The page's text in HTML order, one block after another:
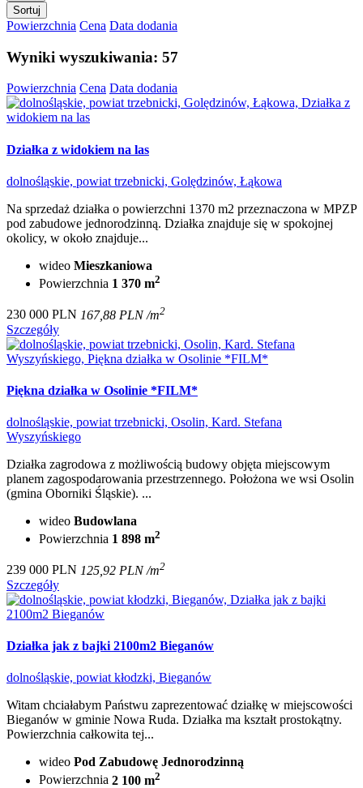
Sortuj
Powierzchnia Cena Data dodania
Wyniki wyszukiwania: 57
Powierzchnia Cena Data dodania
Działka z widokiem na las
dolnośląskie, powiat trzebnicki, Golędzinów, Łąkowa
Na sprzedaż działka o powierzchni 1370 m2 przeznaczona w MPZP
pod zabudowe jednorodzinną. Działka znajduje się w spokojnej
okolicy, w około znajduje...
wideo Mieszkaniowa
Powierzchnia 1 370 m2
230 000 PLN 167,88 PLN /m2
Szczegóły
Piękna działka w Osolinie *FILM*
dolnośląskie, powiat trzebnicki, Osolin, Kard. Stefana
Wyszyńskiego
Działka zagrodowa z możliwością budowy objęta miejscowym
planem zagospodarowania przestrzennego. Położona we wsi Osolin
(gmina Oborniki Śląskie). ...
wideo Budowlana
Powierzchnia 1 898 m2
239 000 PLN 125,92 PLN /m2
Szczegóły
Działka jak z bajki 2100m2 Bieganów
dolnośląskie, powiat kłodzki, Bieganów
Witam chciałabym Państwu zaprezentować działkę w miejscowości
Bieganów w gminie Nowa Ruda. Działka ma kształt prostokątny.
Powierzchnia całkowita tej...
wideo Pod Zabudowę Jednorodzinną
Powierzchnia 2 100 m2